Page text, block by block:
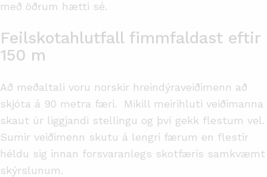
með öðrum hætti sé.
Feilskotahlutfall fimmfaldast eftir
150 m
Að meðaltali voru norskir hreindýraveiðimenn að
skjóta á 90 metra færi. Mikill meirihluti veiðimanna
skaut úr liggjandi stellingu og því gekk flestum vel.
Sumir veiðimenn skutu á lengri færum en flestir
héldu sig innan forsvaranlegs skotfæris samkvæmt
skýrslunum.